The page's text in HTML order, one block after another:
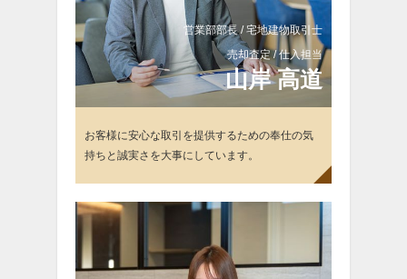
営業部部長 / 宅地建物取引士
売却査定 / 仕入担当
山岸 高道
お客様に安心な取引を提供するための奉仕の気
持ちと誠実さを大事にしています。